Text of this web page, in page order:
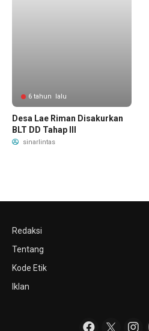
6 tahun lalu
Desa Lae Riman Disakurkan
BLT DD Tahap III
sinarlintas
Redaksi
Tentang
Kode Etik
Iklan